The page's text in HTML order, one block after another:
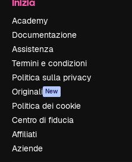
Academy
Documentazione
Assistenza
Termini e condizioni
Politica sulla privacy
Originali New
Politica dei cookie
Centro di fiducia
Affiliati
Aziende